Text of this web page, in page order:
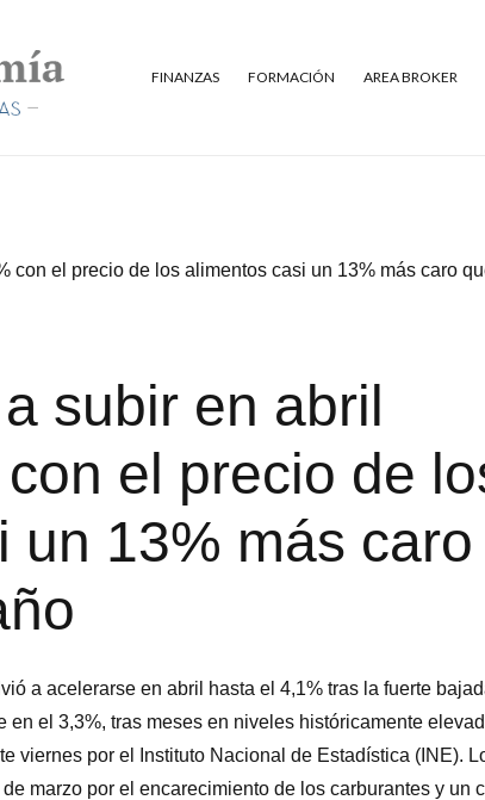
FINANZAS FORMACIÓN AREA BROKER
con el precio de los alimentos casi un 13% más caro
subir en abril
el precio de
un 13% más caro
a acelerarse en abril hasta el 4,1% tras la fuerte
el 3,3%, tras meses en niveles históricamente
viernes por el Instituto Nacional de Estadística (INE).
marzo por el encarecimiento de los carburantes y un